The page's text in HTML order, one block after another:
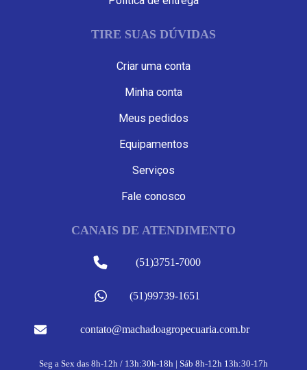
TIRE SUAS DÚVIDAS
Criar uma conta
Minha conta
Meus pedidos
Equipamentos
Serviços
Fale conosco
CANAIS DE ATENDIMENTO
(51)3751-7000
(51)99739-1651
contato@machadoagropecuaria.com.br
Seg a Sex das 8h-12h / 13h:30h-18h | Sáb 8h-12h 13h:30-17h